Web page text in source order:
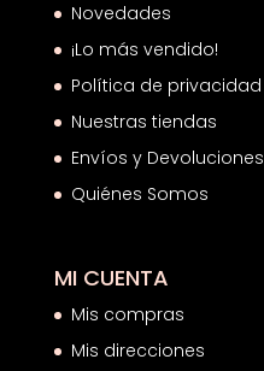
Novedades
¡Lo más vendido!
Política de privacidad
Nuestras tiendas
Envíos y Devoluciones
Quiénes Somos
MI CUENTA
Mis compras
Mis direcciones